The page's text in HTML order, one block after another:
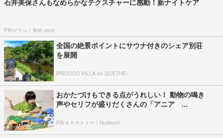
石井美保さんもなめらかなテクスチャーに感動！新ナイトケア
PR(ゲラン｜美的.com)
全国の絶景ポイントにサウナ付きのシェア別荘
を展開
PR(COCO VILLA on GOETHE)
おかたづけもできる点がうれしい！ 動物の鳴き
声やセリフが盛りだくさんの「アニア ...
PR(タカラトミー｜Hugkum)